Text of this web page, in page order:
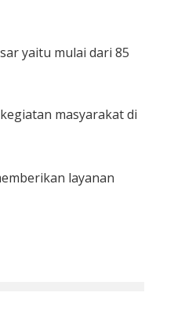
yaitu mulai dari 85
masyarakat di
layanan